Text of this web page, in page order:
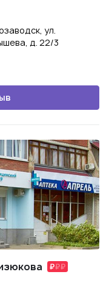
ул.
д. 22/3